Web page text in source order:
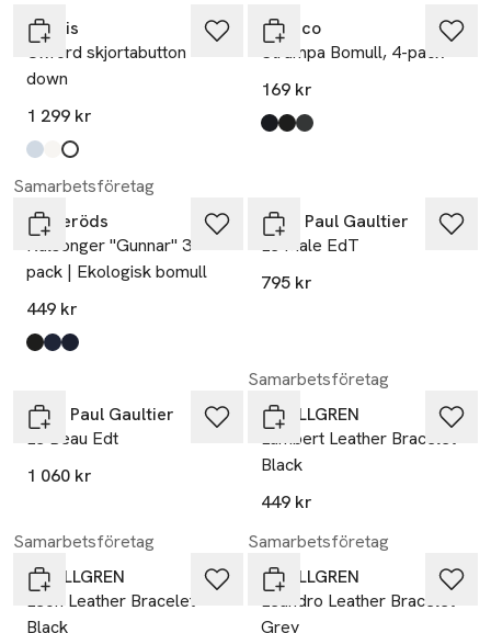
Morris
Oxford skjortabutton
down
1 299 kr
Produkten finns i färgerna:
Light Blue
White,
Navy,
Topeco
Strumpa Bomull, 4-pack
169 kr
Produkten finns i färgerna:
Navy 2,
Black,
Grey,
Samarbetsföretag
Resteröds
Kalsonger "Gunnar" 3-
pack | Ekologisk bomull
449 kr
Produkten finns i färgerna:
black,
navy,
multicolour
Jean Paul Gaultier
Le Male EdT
795 kr
Jean Paul Gaultier
Le Beau Edt
1 060 kr
Samarbetsföretag
by BILLGREN
Lambert Leather Bracelet
Black
449 kr
Samarbetsföretag
by BILLGREN
Leon Leather Bracelet
Black
Samarbetsföretag
by BILLGREN
Leandro Leather Bracelet
Grey